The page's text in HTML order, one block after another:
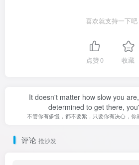
喜欢就支持一下吧
点赞0 收藏
It doesn't matter how slow you
determined to get there,
不管你有多慢，都不要紧，只要你有决心，你
评论 抢沙发